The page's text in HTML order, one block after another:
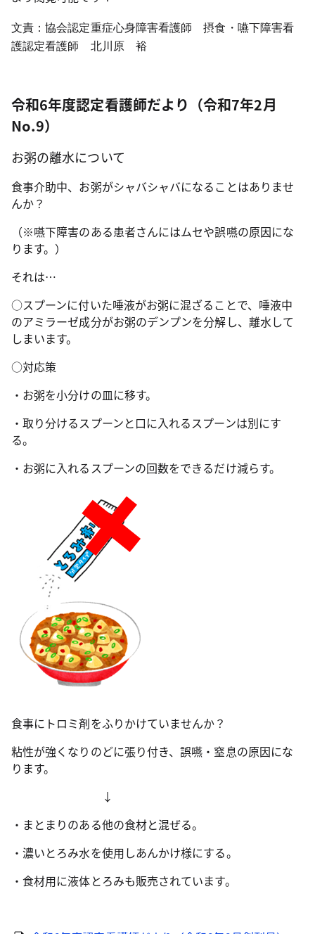
文責：協会認定重症心身障害看護師 摂食・嚥下障害看
護認定看護師 北川原 裕
令和6年度認定看護師だより（令和7年2月
No.9）
お粥の離水について
食事介助中、お粥がシャバシャバになることはありませ
んか？
（※嚥下障害のある患者さんにはムセや誤嚥の原因にな
ります。）
それは…
○スプーンに付いた唾液がお粥に混ざることで、唾液中
のアミラーゼ成分がお粥のデンプンを分解し、離水して
しまいます。
○対応策
・お粥を小分けの皿に移す。
・取り分けるスプーンと口に入れるスプーンは別にす
る。
・お粥に入れるスプーンの回数をできるだけ減らす。
食事にトロミ剤をふりかけていませんか？
粘性が強くなりのどに張り付き、誤嚥・窒息の原因にな
ります。
↓
・まとまりのある他の食材と混ぜる。
・濃いとろみ水を使用しあんかけ様にする。
・食材用に液体とろみも販売されています。